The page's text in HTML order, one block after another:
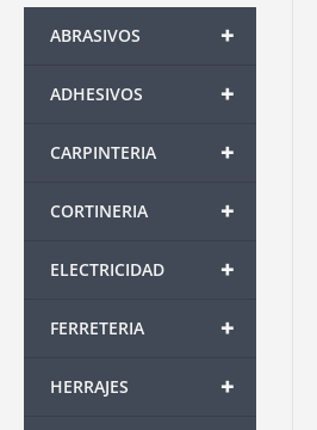
+
ABRASIVOS
+
ADHESIVOS
+
CARPINTERIA
+
CORTINERIA
+
ELECTRICIDAD
+
FERRETERIA
+
HERRAJES